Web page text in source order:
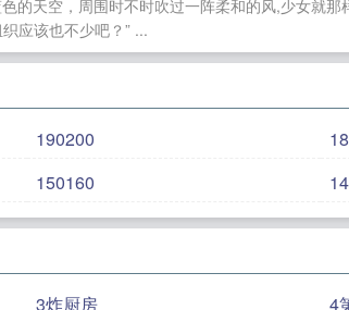
天空，周围时不时吹过一阵柔和的风,少女就那
应该也不少吧？” ...
190200
150160
3炸厨房
4